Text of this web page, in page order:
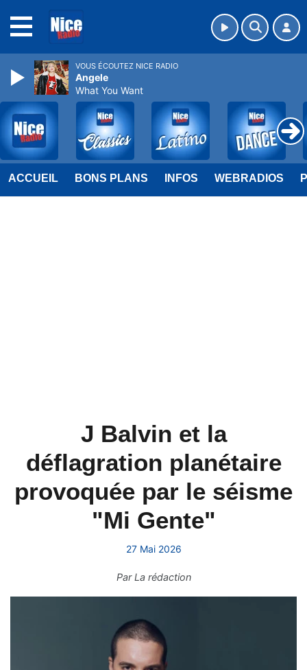
ACCUEIL BONS PLANS INFOS WEBRADIOS
J Balvin et la
déflagration planétaire
provoquée par le séisme
"Mi Gente"
27 Mai 2026
ParLa rédaction
VOUS ÉCOUTEZ NICE RADIO
Angele
What You Want